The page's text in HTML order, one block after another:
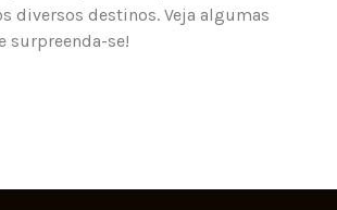
diversos destinos. Veja algumas
surpreenda-se!